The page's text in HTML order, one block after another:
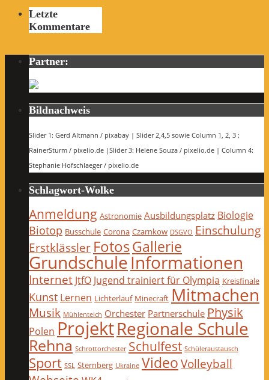
Letzte
Kommentare
Partner:
Bildnachweis
Slider 1: Gerd Altmann / pixabay | Slider 2,4,5 sowie Column 1, 2, 3 :
RainerSturm / pixelio.de |Slider 3: Helene Souza / pixelio.de | Column 4:
Stephanie Hofschlaeger / pixelio.de
Schlagwort-Wolke
Anmeldung Astronomie Ausbildungsplatz Biologie
Biotop Busschule Corona Czarnkow DSGVO Einschulung
Erstklässler FotosGallerie
GrundschuleInformationen
Internet JtfO Jugend trainiert für Olympia Kreisfinale
Kunst Lernen Lichterlauf Minecraft Mitmachen
Musik Mühlenteich Orchester Partnerschule Physik
Polen ProjektRegionale Schule
Rehna Schrottorchester Schulfest Schüleraustausch
Sport SSL Sternberg Ukraine VideoVolleyball